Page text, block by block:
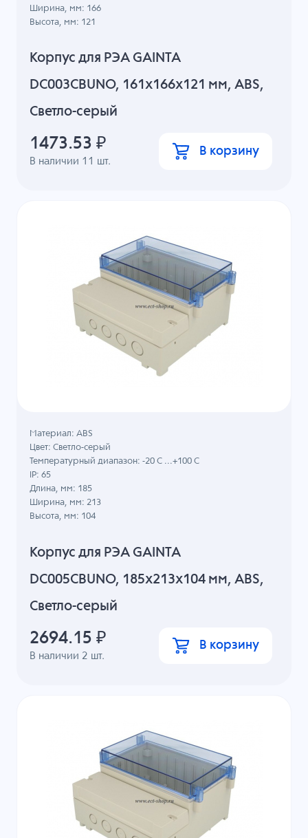
Корпус для РЭА GAINTA
DC003CBUNO, 161x166x121 мм, ABS,
Светло-серый
В наличии 11 шт.
Ширина, мм: 166
Высота, мм: 121
1473.53 ₽ В корзину
Корпус для РЭА GAINTA
DC005CBUNO, 185x213x104 мм, ABS,
Светло-серый
В наличии 2 шт.
Материал: ABS
Цвет: Светло-серый
Температурный диапазон: -20 C ...+100 C
IP: 65
Длина, мм: 185
Ширина, мм: 213
Высота, мм: 104
2694.15 ₽ В корзину